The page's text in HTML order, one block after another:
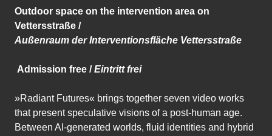
Outdoor space on the intervention area on
Vettersstraße /
Außenraum der Interventionsfläche Vettersstraße
Admission free /Eintritt frei
»Radiant Futures« brings together seven video works
that present speculative visions of a post-human age.
Between AI-generated worlds, fluid identities and hybrid